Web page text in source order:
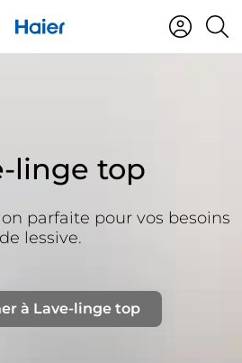
linge top
parfaite pour vos besoins
de lessive.
à Lave-linge top